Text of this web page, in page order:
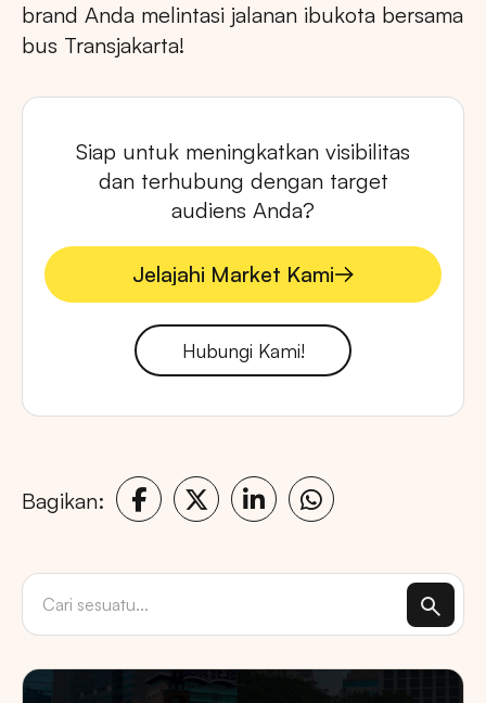
brand Anda melintasi jalanan ibukota bersama
bus Transjakarta!
Siap untuk meningkatkan visibilitas
dan terhubung dengan target
audiens Anda?
Jelajahi Market Kami
Jelajahi Market Kami
Hubungi Kami!
Bagikan: